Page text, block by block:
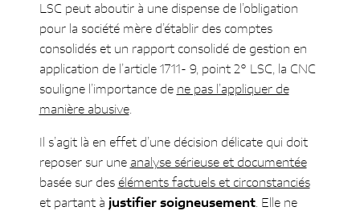
LSC peut aboutir à une dispense de l’obligation
pour la société mère d’établir des comptes
consolidés et un rapport consolidé de gestion en
application de l’article 1711- 9, point 2° LSC, la CNC
souligne l’importance de ne pas l’appliquer de
manière abusive.
Il s’agit là en effet d’une décision délicate qui doit
reposer sur une analyse sérieuse et documentée
basée sur des éléments factuels et circonstanciés
et partant à justifier soigneusement. Elle ne